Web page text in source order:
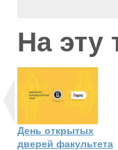
На эту
День открытых
дверей факультета